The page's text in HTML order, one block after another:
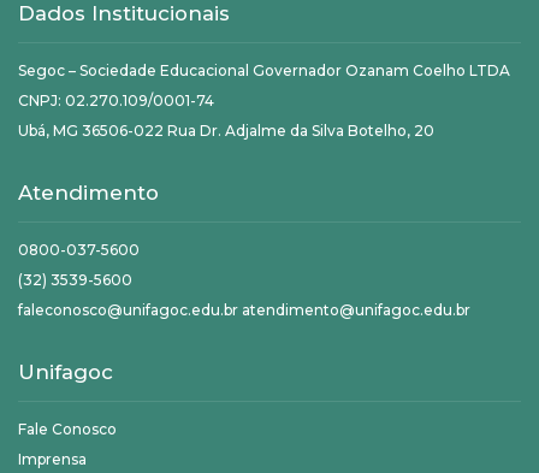
Dados Institucionais
Segoc – Sociedade Educacional Governador Ozanam Coelho LTDA
CNPJ: 02.270.109/0001-74
Ubá, MG 36506-022 Rua Dr. Adjalme da Silva Botelho, 20
Atendimento
0800-037-5600
(32) 3539-5600
faleconosco@unifagoc.edu.br atendimento@unifagoc.edu.br
Unifagoc
Fale Conosco
Imprensa